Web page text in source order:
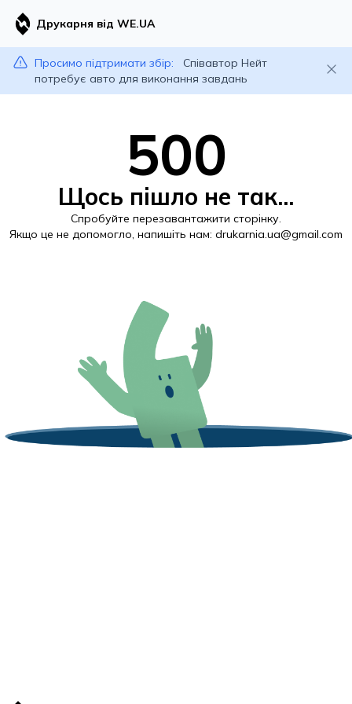
Друкарня від WE.UA
Просимо підтримати збір:
Співавтор Нейт
потребує авто для виконання завдань
500
Щось пішло не так...
Спробуйте перезавантажити сторінку.
Якщо це не допомогло, напишіть нам: drukarnia.ua@gmail.com